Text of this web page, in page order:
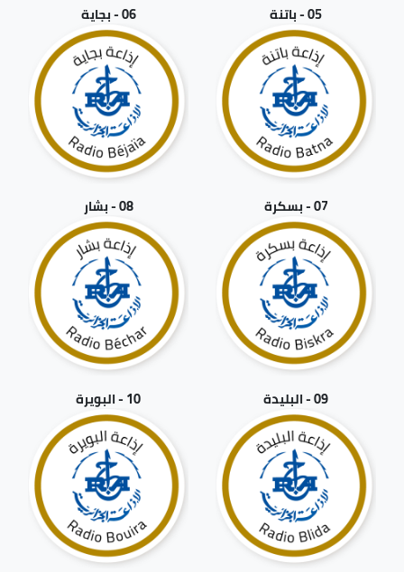
05 - باتنة 06 - بجاية
07 - بسكرة 08 - بشار
09 - البليدة 10 - البويرة